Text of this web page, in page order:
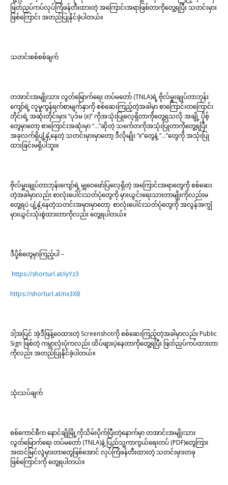
ဖြတ်ညှပ်ကပ်လုပ်ကြံဖန်တီးထားတဲ့ အကြောင်းအရာဖြစ်တာကိုတွေ့ရပြီး သတင်းမှား
ဖြစ်ကြောင်း အတည်ပြုနိုင်ခဲ့ပါတယ်။
သတင်းစစ်စစ်ချက်
တအာင်းအမျိုးသား လွတ်မြောက်ရေး တပ်မတော် (TNLA)ရဲ့ ဗိုလ်မှူးချုပ်တာဘုန်း
ကျော်ရဲ့ လူမှုကွန်ရက်စာမျက်နှာကို စစ်ဆေးကြည့်တဲ့အခါမှာ စာကြောင်းတကြောင်း
တိုင်းရဲ့ အဆုံးတိုင်းမှား “ပုဒ်မ (။)” ကိုအသုံးပြုလေ့ရှိတာကိုတွေ့ရသလို အချို့ ပိုစ့်
တွေမှာတော့ စာကြောင်းအဆုံးမှာ “…”ဆိုတဲ့ သင်္ကေတကိုအသုံးပြုတာကိုတွေ့ရပြီး
အခုလက်ရှိပျံ့နှံ့နေတဲ့ သတင်းမှားမှာတော့ ဒီလိုမျိုး “။”တွေနဲ့ “…”တွေကို အသုံးပြု
ထားခြင်းမရှိပါဘူး။
ဗိုလ်မှူးချုပ်တာဘုန်းကျော်ရဲ့ မျှဝေဖော်ပြလေ့ရှိတဲ့ အကြောင်းအရာတွေကို စစ်ဆေး
တဲ့အခါမှာလည်း စာလုံးပေါင်းသတ်ပုံတွေကို မှားယွင်းရေးသားတာမျိုးကိုလည်းမ
တွေ့ရပဲ ပျံ့နှံ့နေတဲ့သတင်းအမှားမှာတော့ စာလုံးပေါင်းသတ်ပုံတွေကို အလွန်အကျွံ
မှားယွင်းသုံးစွဲထားတာကိုလည်း တွေ့ရပါတယ်။
ဒီပို့စ်တွေမှာကြည့်ပါ –
https://shorturl.at/iyYz3
https://shorturl.at/nx3XB
ဒါ့အပြင် အဲ့ဒီဖြန့်ဝေထားတဲ့ Screenshotကို စစ်ဆေးကြည့်တဲ့အခါမှာလည်း Public
Sign ဖြစ်တဲ့ ကမ္ဘာလုံးပုံကလည်း ထိပ်ဖျားပဲ့နေတာကိုတွေ့ရပြီး ဖြတ်ညှပ်ကပ်ထားတာ
ကိုလည်း အတည်ပြုနိုင်ခဲ့ပါတယ်။
သုံးသပ်ချက်
စစ်ကောင်စီက နောင်ချိုမြို့ကိုသိမ်းပိုက်ပြီးတဲ့နောက်မှာ တအာင်းအမျိုးသား
လွတ်မြောက်ရေး တပ်မတော် (TNLA)နဲ့ ပြည်သူ့ကာကွယ်ရေးတပ် (PDF)တွေကြား
အထင်မြင်လွဲမှားတာတွေဖြစ်အောင် လုပ်ကြံဖန်တီးထားတဲ့ သတင်းမှားတခု
ဖြစ်ကြောင်းကို တွေ့ရပါတယ်။